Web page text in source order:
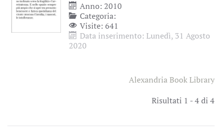
Anno: 2010
Categoria:
Visite: 641
Data inserimento: Lunedì, 31 Agosto
2020
Alexandria Book Library
Risultati 1 - 4 di 4